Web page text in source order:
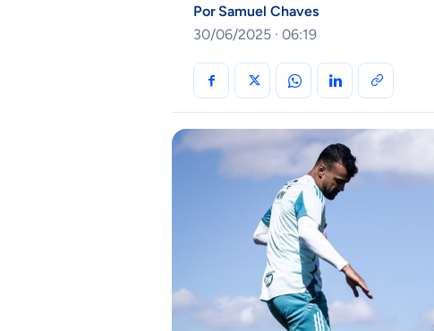
Por Samuel Chaves
30/06/2025 · 06:19